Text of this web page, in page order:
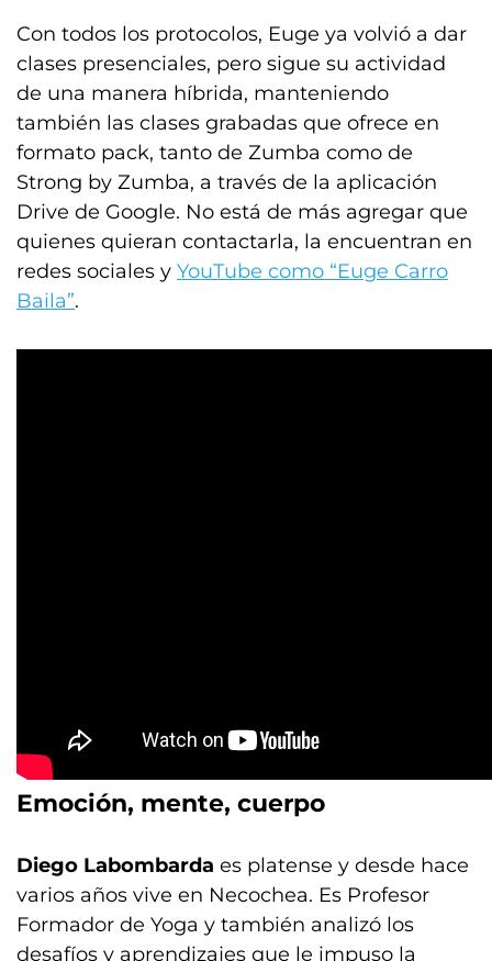
Con todos los protocolos, Euge ya volvió a dar
clases presenciales, pero sigue su actividad
de una manera híbrida, manteniendo
también las clases grabadas que ofrece en
formato pack, tanto de Zumba como de
Strong by Zumba, a través de la aplicación
Drive de Google. No está de más agregar que
quienes quieran contactarla, la encuentran en
redes sociales y YouTube como “Euge Carro
Baila”.
Emoción, mente, cuerpo
Diego Labombarda es platense y desde hace
varios años vive en Necochea. Es Profesor
Formador de Yoga y también analizó los
desafíos y aprendizajes que le impuso la